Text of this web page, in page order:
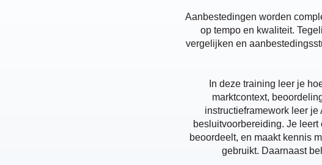
Aanbestedingen worden
op tempo en kwaliteit.
vergelijken en
In deze training leer je
marktcontext,
instructieframework leer
besluitvoorbereiding. Je
beoordeelt, en maakt kennis
gebruikt. Daarnaast